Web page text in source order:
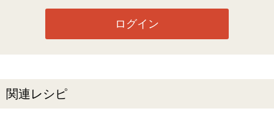
ログイン
関連レシピ